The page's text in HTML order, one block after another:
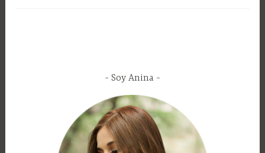
Soy Anina